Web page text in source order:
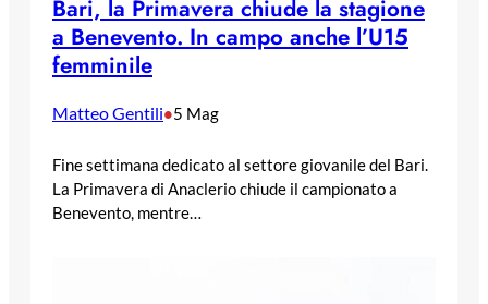
Bari, la Primavera chiude la stagione
a Benevento. In campo anche l’U15
femminile
Matteo Gentili•5 Mag
Fine settimana dedicato al settore giovanile del Bari.
La Primavera di Anaclerio chiude il campionato a
Benevento, mentre…